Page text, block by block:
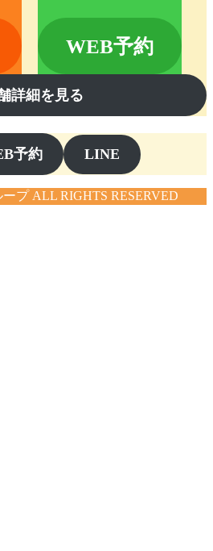
WEB予約
詳細を見る
予約 LINE
プ ALL RIGHTS RESERVED